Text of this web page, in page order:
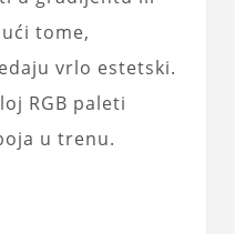
tome,
vrlo estetski.
RGB paleti
u trenu.